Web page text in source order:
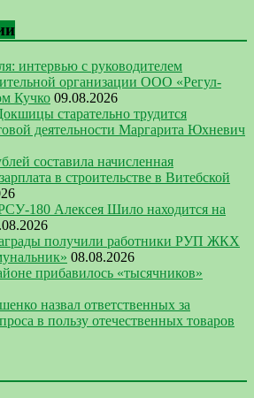
интервью с руководителем
организации ООО «Регул-
Кучко 09.08.2026
старательно трудится
деятельности Маргарита Юхневич
составила начисленная
в строительстве в Витебской
180 Алексея Шило находится на
получили работники РУП ЖКХ
08.08.2026
прибавилось «тысячников»
назвал ответственных за
в пользу отечественных товаров